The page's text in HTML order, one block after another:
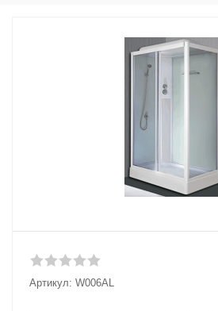
Артикул: W006АL